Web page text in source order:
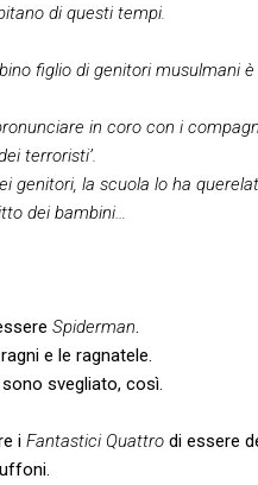
di questi tempi.
figlio di genitori musulmani
in coro con i
terroristi’.
genitori, la scuola lo ha
dei bambini…
Spiderman.
e le ragnatele.
svegliato, così.
i Fantastici Quattro di essere